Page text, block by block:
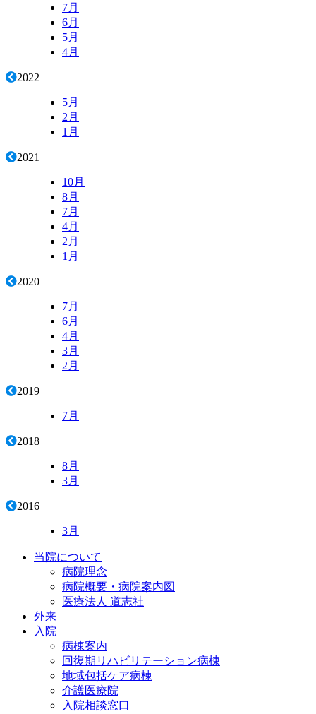
7月
6月
5月
4月
2022
5月
2月
1月
2021
10月
8月
7月
4月
2月
1月
2020
7月
6月
4月
3月
2月
2019
7月
2018
8月
3月
2016
3月
当院について
病院理念
病院概要・病院案内図
医療法人 道志社
外来
入院
病棟案内
回復期リハビリテーション病棟
地域包括ケア病棟
介護医療院
入院相談窓口